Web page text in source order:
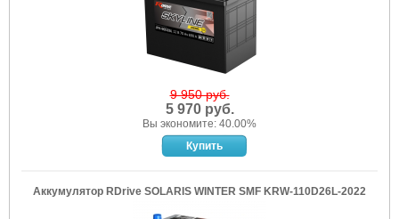
9 950 руб.
5 970 руб.
Вы экономите: 40.00%
Аккумулятор RDrive SOLARIS WINTER SMF KRW-110D26L-2022